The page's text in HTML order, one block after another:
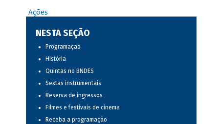
Ações
NESTA SEÇÃO
Programação
História
Quintas no BNDES
Sextas instrumentais
Reserva de ingressos
Filmes e festivais de cinema
Receba a programação